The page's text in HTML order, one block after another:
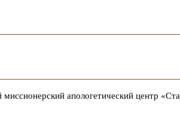
апологетический центр